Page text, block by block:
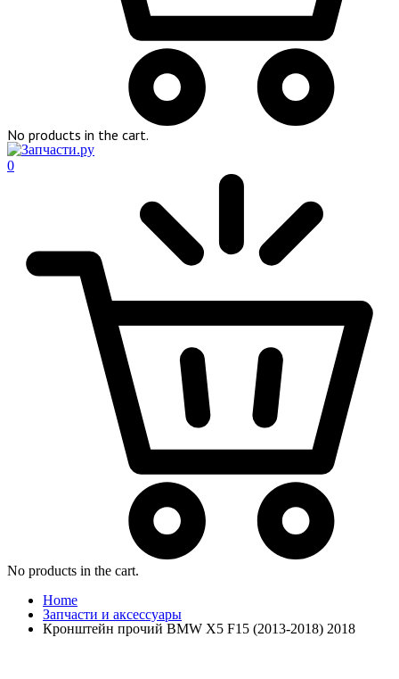
No products in the cart.
0
No products in the cart.
Home
Запчасти и аксессуары
Кронштейн прочий BMW X5 F15 (2013-2018) 2018